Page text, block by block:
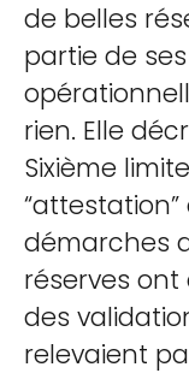
de belles
partie de
rien. Elle
Sixième
“attestation”
démarches
réserves
des
relevaient